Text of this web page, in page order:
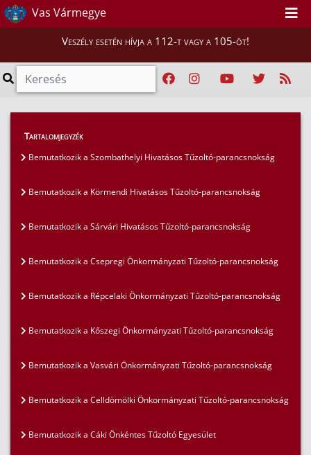
Vas Vármegye
Veszély esetén hívja a 112-t vagy a 105-öt!
Híreink > Mi vigyázunk rátok, Vasiak!
Bemutatkozik a Bögöti Önkéntes Tűzoltó Egyesület
Tartalomjegyzék
Bemutatkozik a Szombathelyi Hivatásos Tűzoltó-parancsnokság
Bemutatkozik a Körmendi Hivatásos Tűzoltó-parancsnokság
Bemutatkozik a Sárvári Hivatásos Tűzoltó-parancsnokság
Bemutatkozik a Csepregi Önkormányzati Tűzoltó-parancsnokság
Bemutatkozik a Répcelaki Önkormányzati Tűzoltó-parancsnokság
Bemutatkozik a Kőszegi Önkormányzati Tűzoltó-parancsnokság
Bemutatkozik a Vasvári Önkormányzati Tűzoltó-parancsnokság
Bemutatkozik a Celldömölki Önkormányzati Tűzoltó-parancsnokság
Bemutatkozik a Cáki Önkéntes Tűzoltó Egyesület